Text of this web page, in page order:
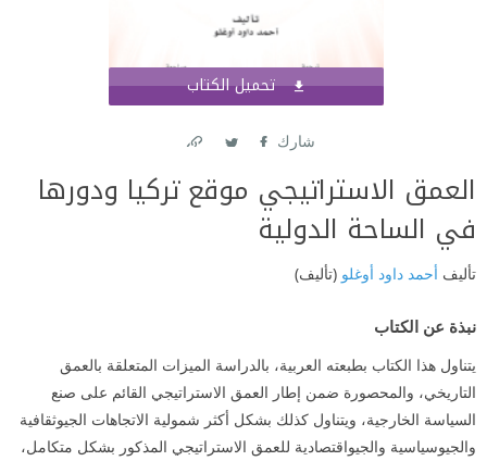
تحميل الكتاب
شارك
العمق الاستراتيجي موقع تركيا ودورها
في الساحة الدولية
تأليف أحمد داود أوغلو (تأليف)
نبذة عن الكتاب
يتناول هذا الكتاب بطبعته العربية، بالدراسة الميزات المتعلقة بالعمق
التاريخي، والمحصورة ضمن إطار العمق الاستراتيجي القائم على صنع
السياسة الخارجية، ويتناول كذلك بشكل أكثر شمولية الاتجاهات الجيوثقافية
والجيوسياسية والجيواقتصادية للعمق الاستراتيجي المذكور بشكل متكامل،